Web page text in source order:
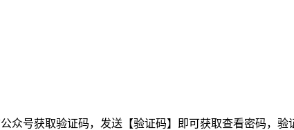
号获取验证码，发送【验证码】即可获取查看密码，验